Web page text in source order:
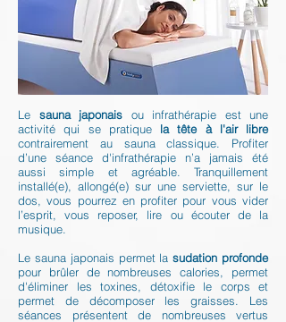
Le sauna japonais ou infrathérapie est une
activité qui se pratique la tête à l'air libre
contrairement au sauna classique. Profiter
d’une séance d'infrathérapie n’a jamais été
aussi simple et agréable. Tranquillement
installé(e), allongé(e) sur une serviette, sur le
dos, vous pourrez en profiter pour vous vider
l’esprit, vous reposer, lire ou écouter de la
musique.
Le sauna japonais permet lasudation profonde
pour brûler de nombreuses calories, permet
d'éliminer les toxines, détoxifie le corps et
permet de décomposer les graisses. Les
séances présentent de nombreuses vertus